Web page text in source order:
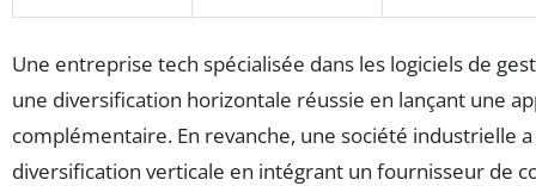
Une entreprise tech spécialisée dans les logiciels de
une diversification horizontale réussie en lançant une
complémentaire. En revanche, une société industrielle
diversification verticale en intégrant un fournisseur de